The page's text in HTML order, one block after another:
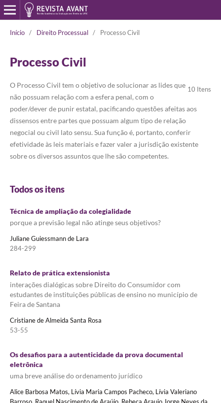
Início / Direito Processual / Processo Civil
Processo Civil
10 Itens
O Processo Civil tem o objetivo de solucionar as lides que
não possuam relação com a esfera penal, com o
poder/dever de punir estatal, pacificando questões afeitas aos
dissensos entre partes que possuam algum tipo de relação
negocial ou civil lato sensu. Sua função é, portanto, conferir
efetividade às leis materiais e fazer valer a jurisdição existente
sobre os diversos assuntos que lhe são competentes.
Todos os itens
Técnica de ampliação da colegialidade
porque a previsão legal não atinge seus objetivos?
Juliane Guiessmann de Lara
284-299
Relato de prática extensionista
interações dialógicas sobre Direito do Consumidor com
estudantes de instituições públicas de ensino no município de
Feira de Santana
Cristiane de Almeida Santa Rosa
53-55
Os desafios para a autenticidade da prova documental
eletrônica
uma breve análise do ordenamento jurídico
Alice Barbosa Matos, Lívia Maria Campos Pacheco, Lívia Valeriano